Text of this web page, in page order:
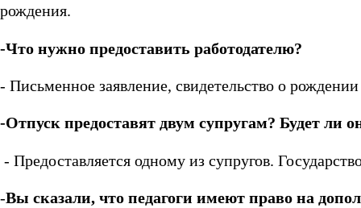
рождения.
-Что нужно предоставить работодателю?
- Письменное заявление, свидетельство о
-Отпуск предоставят двум супругам? Будет ли
- Предоставляется одному из супругов.
-Вы сказали, что педагоги имеют право на